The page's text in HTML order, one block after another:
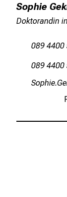
Sophie
Doktorandin
089 4400
089 4400